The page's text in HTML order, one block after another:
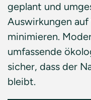
geplant und
Auswirkungen
minimieren.
umfassende
sicher, dass der
bleibt.